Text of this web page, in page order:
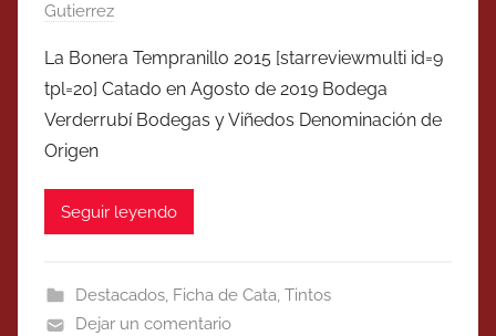
Gutierrez
La Bonera Tempranillo 2015 [starreviewmulti id=9
tpl=20] Catado en Agosto de 2019 Bodega
Verderrubí Bodegas y Viñedos Denominación de
Origen
Seguir leyendo
Destacados, Ficha de Cata, Tintos
Dejar un comentario